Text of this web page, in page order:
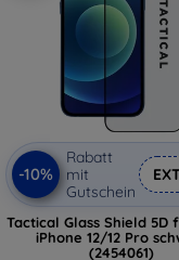
-10%
Rabatt
mit
Gutschein
Tactical Glass Shield 5D
iPhone 12/12 Pro
(2454061)